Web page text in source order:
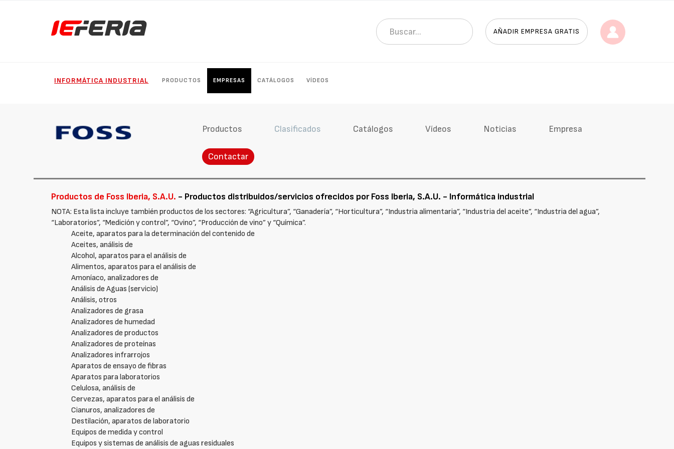
AÑADIR EMPRESA GRATIS
INFORMÁTICA INDUSTRIAL PRODUCTOS EMPRESAS CATÁLOGOS VÍDEOS
Productos Clasificados Catálogos Vídeos Noticias Empresa
Contactar
Productos de Foss Iberia, S.A.U. - Productos distribuidos/servicios ofrecidos por Foss Iberia, S.A.U. - Informática industrial
NOTA: Esta lista incluye también productos de los sectores: “Agricultura”, “Ganadería”, “Horticultura”, “Industria alimentaria”, “Industria del aceite”, “Industria del agua”,
“Laboratorios”, “Medición y control”, “Ovino”, “Producción de vino” y “Química”.
Aceite, aparatos para la determinación del contenido de
Aceites, análisis de
Alcohol, aparatos para el análisis de
Alimentos, aparatos para el análisis de
Amoníaco, analizadores de
Análisis de Aguas (servicio)
Análisis, otros
Analizadores de grasa
Analizadores de humedad
Analizadores de productos
Analizadores de proteínas
Analizadores infrarrojos
Aparatos de ensayo de fibras
Aparatos para laboratorios
Celulosa, análisis de
Cervezas, aparatos para el análisis de
Cianuros, analizadores de
Destilación, aparatos de laboratorio
Equipos de medida y control
Equipos y sistemas de análisis de aguas residuales